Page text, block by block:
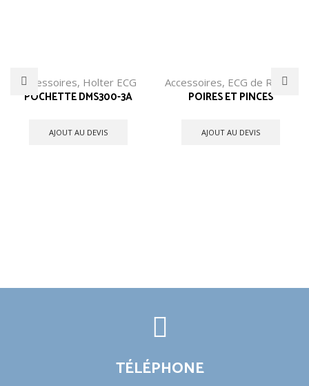
Accessoires, Holter ECG
POCHETTE DMS300-3A
AJOUT AU DEVIS
Accessoires, ECG de Repos
POIRES ET PINCES
AJOUT AU DEVIS
TÉLÉPHONE